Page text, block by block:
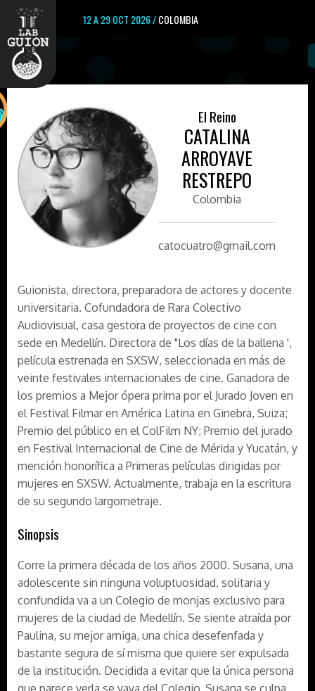
12 A 29 OCT 2026 /COLOMBIA
El Reino
CATALINA
ARROYAVE
RESTREPO
Colombia
catocuatro@gmail.com
Guionista, directora, preparadora de actores y docente
universitaria. Cofundadora de Rara Colectivo
Audiovisual, casa gestora de proyectos de cine con
sede en Medellín. Directora de "Los días de la ballena ',
película estrenada en SXSW, seleccionada en más de
veinte festivales internacionales de cine. Ganadora de
los premios a Mejor ópera prima por el Jurado Joven en
el Festival Filmar en América Latina en Ginebra, Suiza;
Premio del público en el ColFilm NY; Premio del jurado
en Festival Internacional de Cine de Mérida y Yucatán, y
mención honorífica a Primeras películas dirigidas por
mujeres en SXSW. Actualmente, trabaja en la escritura
de su segundo largometraje.
Sinopsis
Corre la primera década de los años 2000. Susana, una
adolescente sin ninguna voluptuosidad, solitaria y
confundida va a un Colegio de monjas exclusivo para
mujeres de la ciudad de Medellín. Se siente atraída por
Paulina, su mejor amiga, una chica desefenfada y
bastante segura de sí misma que quiere ser expulsada
de la institución. Decidida a evitar que la única persona
que parece verla se vaya del Colegio, Susana se culpa